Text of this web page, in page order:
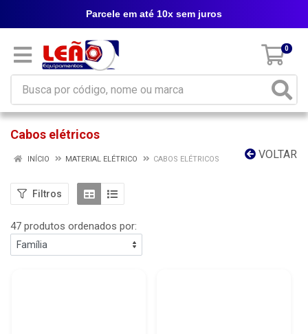
0
Parcele em até 10x sem juros
Cabos elétricos
VOLTAR
INÍCIO MATERIAL ELÉTRICO CABOS ELÉTRICOS
Filtros
47 produtos ordenados por: